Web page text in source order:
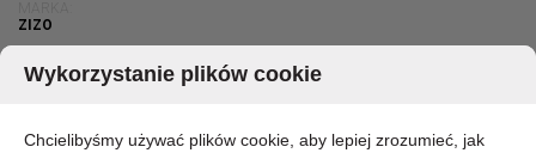
ZIZO
BOLT-SAMGS10-BKBK
Wykorzystanie plików cookie
Chcielibyśmy używać plików cookie, aby lepiej zrozumieć, jak